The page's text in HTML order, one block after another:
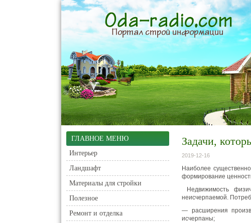
ГЛАВНОЕ МЕНЮ
Интерьер
Ландшафт
Материалы для стройки
Полезное
Ремонт и отделка
Задачи,
2019-12-16
Наиболее
формирование
Недвижимость
неисчерпаемой.
— расширения
исчерпаны;